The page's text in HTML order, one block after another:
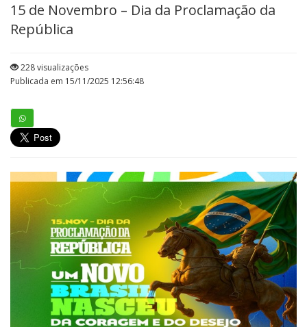
15 de Novembro – Dia da Proclamação da
República
228 visualizações
Publicada em 15/11/2025 12:56:48